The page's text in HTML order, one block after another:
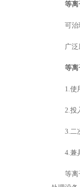
等离
可治
广
等离
1.使
2.投
3.二
4.兼
等离